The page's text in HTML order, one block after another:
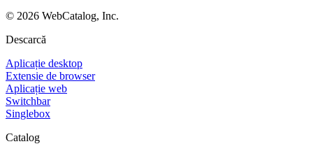
© 2026 WebCatalog, Inc.
Descarcă
Aplicație desktop
Extensie de browser
Aplicație web
Switchbar
Singlebox
Catalog